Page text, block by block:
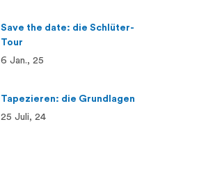
Save the date: die Schlüter-
Tour
6 Jan., 25
Tapezieren: die Grundlagen
25 Juli, 24